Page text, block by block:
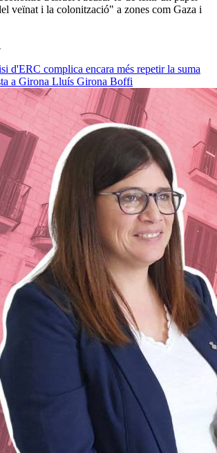
veïnat i la colonització" a zones com Gaza i
d'ERC complica encara més repetir la suma
a Girona Lluís Girona Boffi